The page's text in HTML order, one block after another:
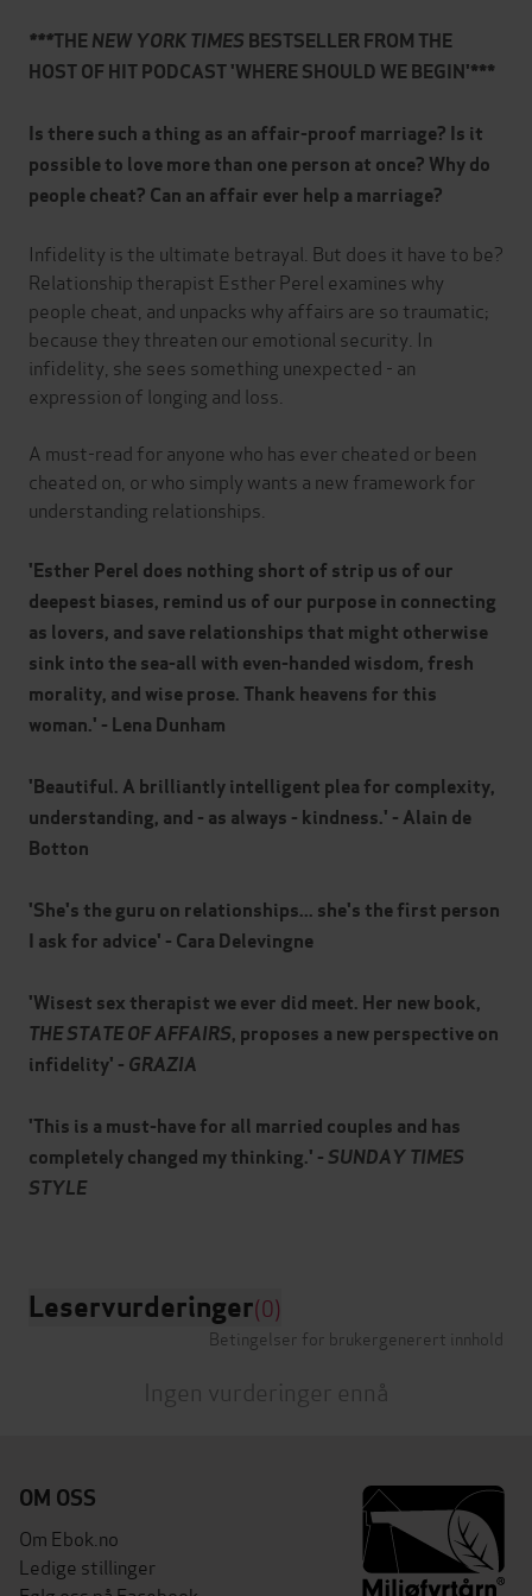
***THENEW YORK TIMES BESTSELLER FROM THE
HOST OF HIT PODCAST 'WHERE SHOULD WE BEGIN'***
Is there such a thing as an affair-proof marriage? Is it
possible to love more than one person at once? Why do
people cheat? Can an affair ever help a marriage?
Infidelity is the ultimate betrayal. But does it have to be?
Relationship therapist Esther Perel examines why
people cheat, and unpacks why affairs are so traumatic;
because they threaten our emotional security. In
infidelity, she sees something unexpected - an
expression of longing and loss.
A must-read for anyone who has ever cheated or been
cheated on, or who simply wants a new framework for
understanding relationships.
'Esther Perel does nothing short of strip us of our
deepest biases, remind us of our purpose in connecting
as lovers, and save relationships that might otherwise
sink into the sea-all with even-handed wisdom, fresh
morality, and wise prose. Thank heavens for this
woman.' - Lena Dunham
'Beautiful. A brilliantly intelligent plea for complexity,
understanding, and - as always - kindness.' - Alain de
Botton
'She's the guru on relationships... she's the first person
I ask for advice' - Cara Delevingne
'Wisest sex therapist we ever did meet. Her new book,
THE STATE OF AFFAIRS, proposes a new perspective on
infidelity' - GRAZIA
'This is a must-have for all married couples and has
completely changed my thinking.' - SUNDAY TIMES
STYLE
Leservurderinger(0)
Betingelser for brukergenerert innhold
Ingen vurderinger ennå
OM OSS
Om Ebok.no
Ledige stillinger